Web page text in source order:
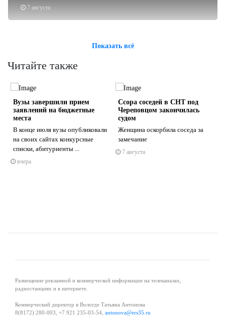
7 августа
Показать всё
Читайте также
Вузы завершили прием
заявлений на бюджетные
места
В конце июля вузы опубликовали
на своих сайтах конкурсные
списки, абитуриенты ...
вчера
Ссора соседей в СНТ под
Череповцом закончилась
судом
Женщина оскорбила соседа за
замечание
7 августа
Размещение рекламной и коммерческой информации на телеканалах,
радиостанциях и в интернете.
Коммерческий директор в Вологде Татьяна Антонова
8(8172) 280-003, +7 921 235-03-54, antonova@ers35.ru